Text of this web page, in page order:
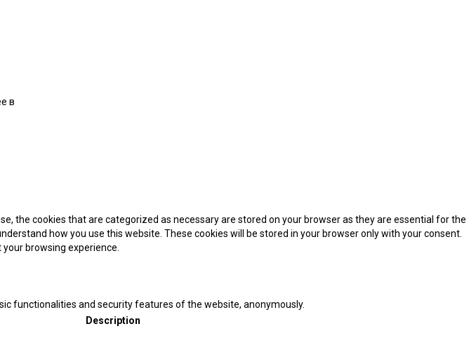
в
the cookies that are categorized as necessary are stored on your browser as they are essential for the
how you use this website. These cookies will be stored in your browser only with your consent.
browsing experience.
functionalities and security features of the website, anonymously.
Description